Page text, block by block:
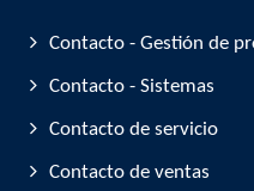
Contacto - Gestión de
Contacto - Sistemas
Contacto de servicio
Contacto de ventas